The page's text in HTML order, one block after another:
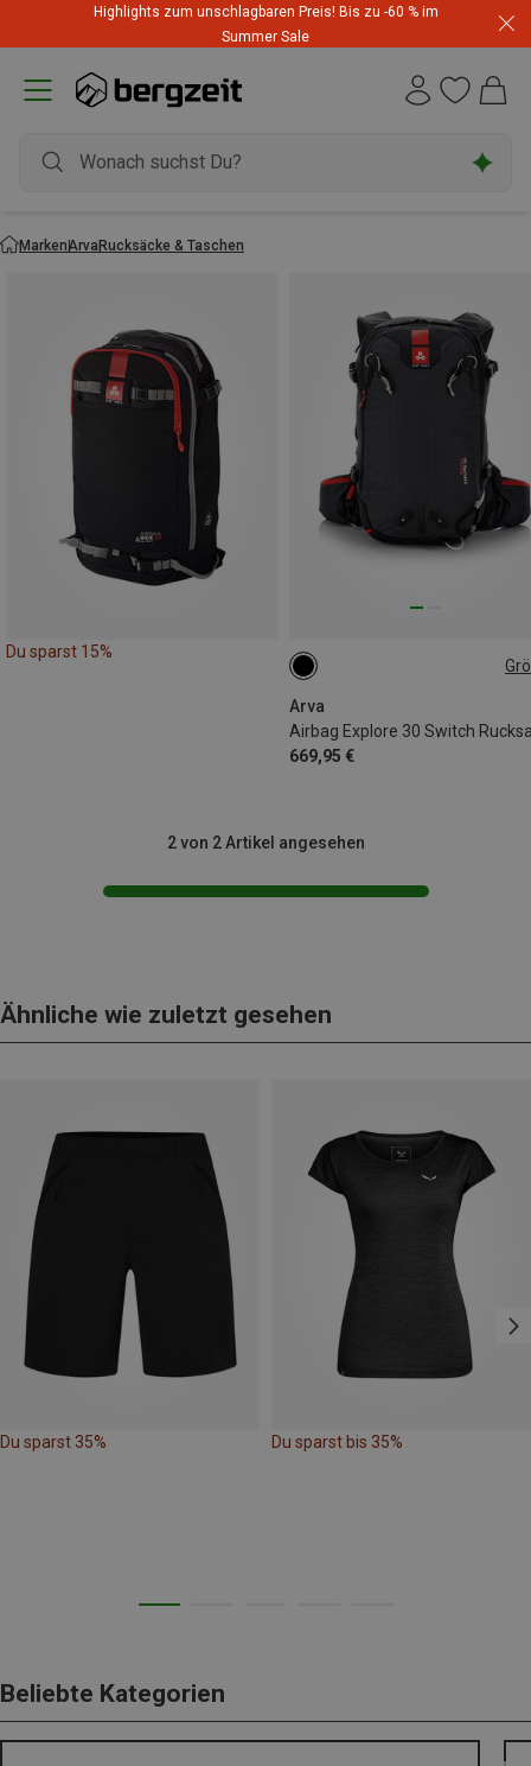
Highlights zum unschlagbaren Preis! Bis zu -60 % im
Summer Sale
MarkenArvaRucksäcke & Taschen
Du sparst 15%
Arva
Airbag Explore 30 Switch
669,95 €
30L
2 von 2 Artikel angesehen
Ähnliche wie zuletzt gesehen
Du sparst 35% Du sparst bis 35%
Beliebte Kategorien